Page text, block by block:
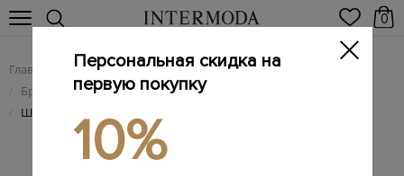
0
Главная Мужчинам / Аксессуары
/ Брендовые мужские шарфы
/ Шарф из мягкой кашемировой пряжи с бахромой
Персональная скидка на
первую покупку
10%